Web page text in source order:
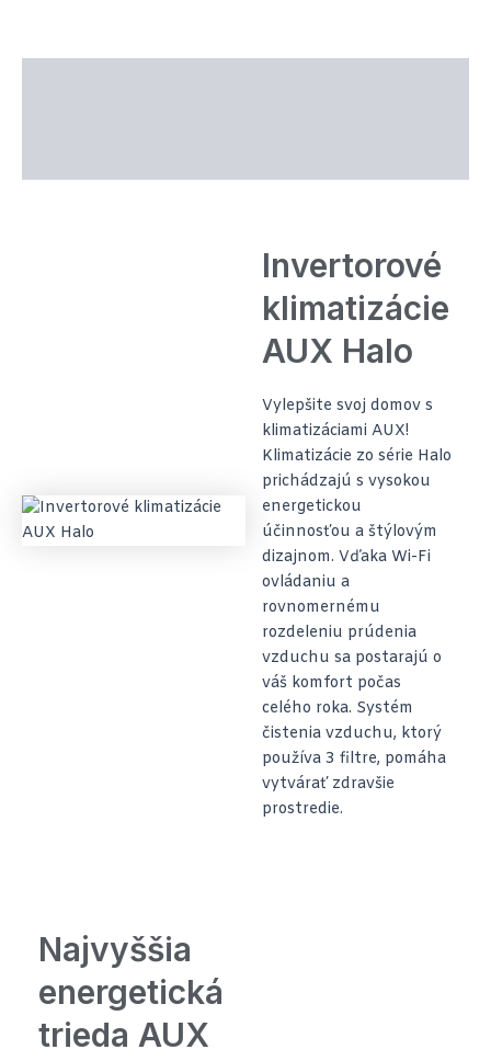
Invertorové
klimatizácie
AUX Halo
Vylepšite svoj domov s
klimatizáciami AUX!
Klimatizácie zo série Halo
prichádzajú s vysokou
energetickou
účinnosťou a štýlovým
dizajnom. Vďaka Wi-Fi
ovládaniu a
rovnomernému
rozdeleniu prúdenia
vzduchu sa postarajú o
váš komfort počas
celého roka. Systém
čistenia vzduchu, ktorý
používa 3 filtre, pomáha
vytvárať zdravšie
prostredie.
Najvyššia
energetická
trieda AUX